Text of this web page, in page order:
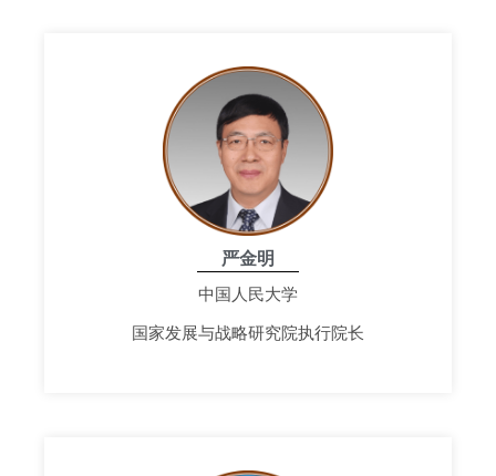
严金明
中国人民大学
国家发展与战略研究院执行院长